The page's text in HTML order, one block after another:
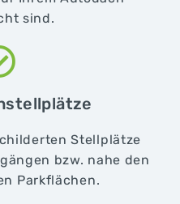
sind.​
Stellplätze
bzw. nahe den
Parkflächen.​